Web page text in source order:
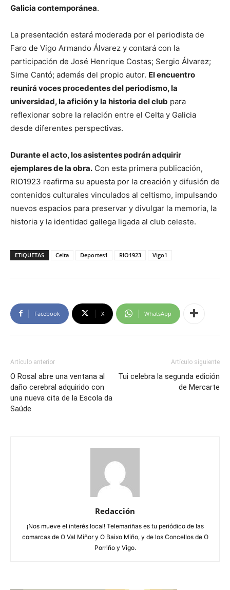
Galicia contemporánea.
La presentación estará moderada por el periodista de
Faro de Vigo Armando Álvarez y contará con la
participación de José Henrique Costas; Sergio Álvarez;
Sime Cantó; además del propio autor. El encuentro
reunirá voces procedentes del periodismo, la
universidad, la afición y la historia del club para
reflexionar sobre la relación entre el Celta y Galicia
desde diferentes perspectivas.
Durante el acto, los asistentes podrán adquirir
ejemplares de la obra. Con esta primera publicación,
RIO1923 reafirma su apuesta por la creación y difusión de
contenidos culturales vinculados al celtismo, impulsando
nuevos espacios para preservar y divulgar la memoria, la
historia y la identidad gallega ligada al club celeste.
ETIQUETAS Celta Deportes1 RIO1923 Vigo1
Facebook X WhatsApp
Artículo anterior
O Rosal abre una ventana al
daño cerebral adquirido con
una nueva cita de la Escola da
Saúde
Artículo siguiente
Tui celebra la segunda edición
de Mercarte
Redacción
¡Nos mueve el interés local! Telemariñas es tu periódico de las
comarcas de O Val Miñor y O Baixo Miño, y de los Concellos de O
Porriño y Vigo.